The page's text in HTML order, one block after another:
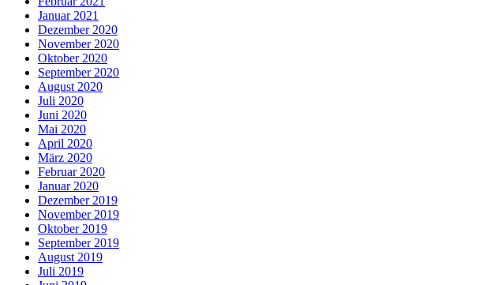
Januar 2021
Dezember 2020
November 2020
Oktober 2020
September 2020
August 2020
Juli 2020
Juni 2020
Mai 2020
April 2020
März 2020
Februar 2020
Januar 2020
Dezember 2019
November 2019
Oktober 2019
September 2019
August 2019
Juli 2019